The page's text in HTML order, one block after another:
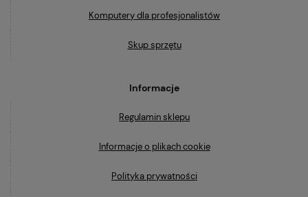
Komputery dla profesjonalistów
Skup sprzętu
Informacje
Regulamin sklepu
Informacje o plikach cookie
Polityka prywatności